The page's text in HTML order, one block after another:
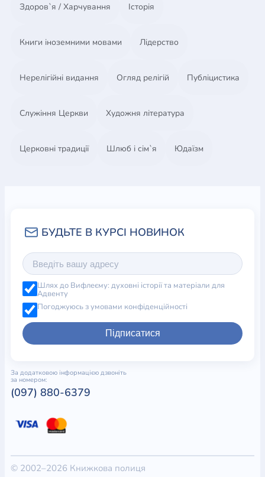
Здоров`я / Харчування Історія
Книги іноземними мовами Лідерство
Нерелігійні видання Огляд релігій Публіцистика
Служіння Церкви Художня література
Церковні традиції Шлюб і сім`я Юдаїзм
Шлях до Вифлеєму: духовні історії та матеріали для
Адвенту
Погоджуюсь з умовами конфіденційності
Підписатися
За додатковою інформацією дзвоніть
за номером:
(097) 880-6379
© 2002–2026 Книжкова полиця